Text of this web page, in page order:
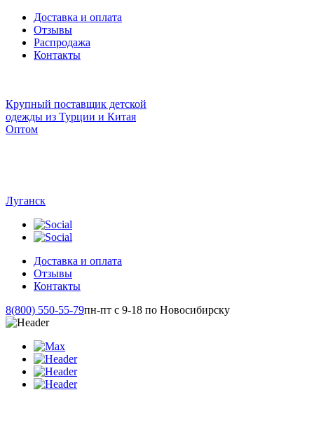
Доставка и оплата
Отзывы
Распродажа
Контакты
Крупный поставщик детской
одежды из Турции и Китая
Оптом
Луганск
Доставка и оплата
Отзывы
Контакты
8(800) 550-55-79пн-пт с 9-18 по Новосибирску